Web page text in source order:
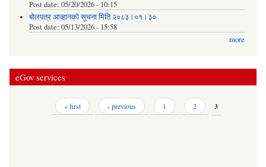
Post date: 05/20/2026 - 10:15
बोलपत्र आव्हानको सूचना मिति २०८३।०१।३०
Post date: 05/13/2026 - 15:58
more
eGov services
« first ‹ previous 1 2 3